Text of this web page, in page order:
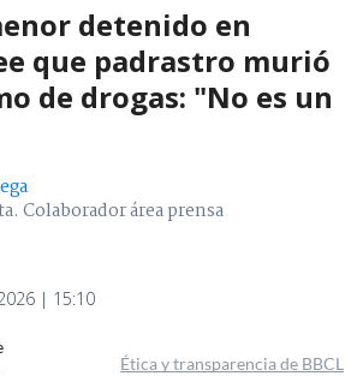
detenido en
que padrastro murió
de drogas: "No es un
Colaborador área prensa
| 15:10
Ética y transparencia de BBCL